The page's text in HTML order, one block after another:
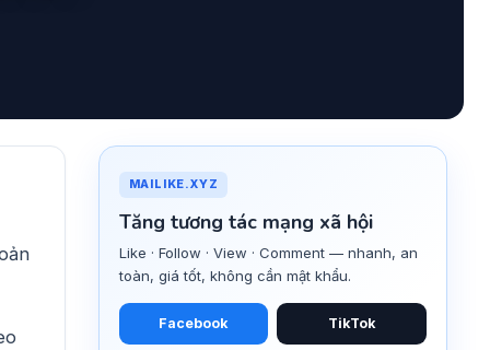
MAILIKE.XYZ
Tăng tương tác mạng xã hội
Like · Follow · View · Comment — nhanh, an
toàn, giá tốt, không cần mật khẩu.
Facebook TikTok